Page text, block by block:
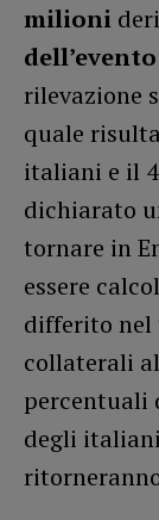
milioni
rilevazione
quale
italiani e il
dichiarato
tornare in
essere
differito nel
collaterali
percentuali
degli